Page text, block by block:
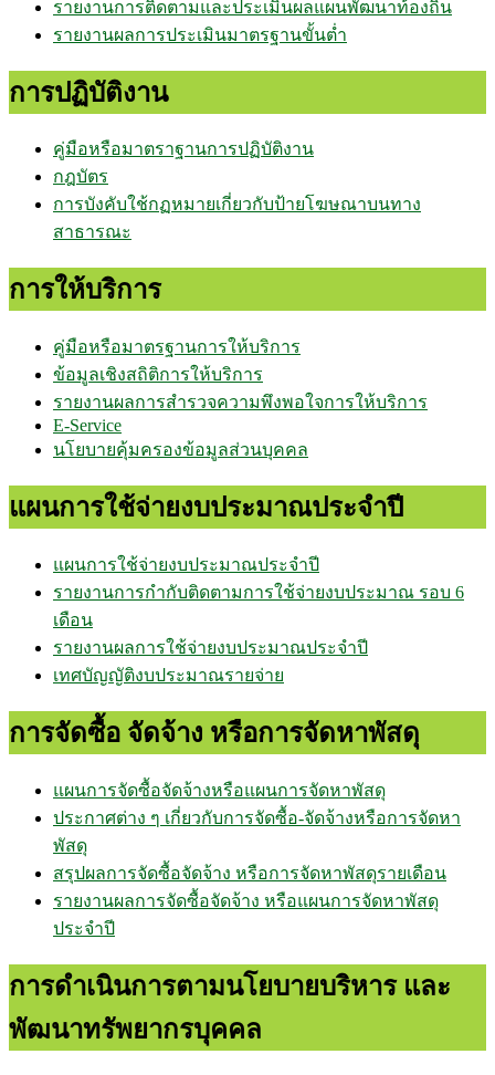
รายงานการติดตามและประเมินผลแผนพัฒนาท้องถิ่น
รายงานผลการประเมินมาตรฐานขั้นต่ำ
การปฏิบัติงาน
คู่มือหรือมาตราฐานการปฏิบัติงาน
กฎบัตร
การบังคับใช้กฏหมายเกี่ยวกับป้ายโฆษณาบนทาง
สาธารณะ
การให้บริการ
คู่มือหรือมาตรฐานการให้บริการ
ข้อมูลเชิงสถิติการให้บริการ
รายงานผลการสำรวจความพึงพอใจการให้บริการ
E-Service
นโยบายคุ้มครองข้อมูลส่วนบุคคล
แผนการใช้จ่ายงบประมาณประจำปี
แผนการใช้จ่ายงบประมาณประจำปี
รายงานการกำกับติดตามการใช้จ่ายงบประมาณ รอบ 6
เดือน
รายงานผลการใช้จ่ายงบประมาณประจำปี
เทศบัญญัติงบประมาณรายจ่าย
การจัดซื้อ จัดจ้าง หรือการจัดหาพัสดุ
แผนการจัดซื้อจัดจ้างหรือแผนการจัดหาพัสดุ
ประกาศต่าง ๆ เกี่ยวกับการจัดซื้อ-จัดจ้างหรือการจัดหา
พัสดุ
สรุปผลการจัดซื้อจัดจ้าง หรือการจัดหาพัสดุรายเดือน
รายงานผลการจัดซื้อจัดจ้าง หรือแผนการจัดหาพัสดุ
ประจำปี
การดำเนินการตามนโยบายบริหาร และ
พัฒนาทรัพยากรบุคคล